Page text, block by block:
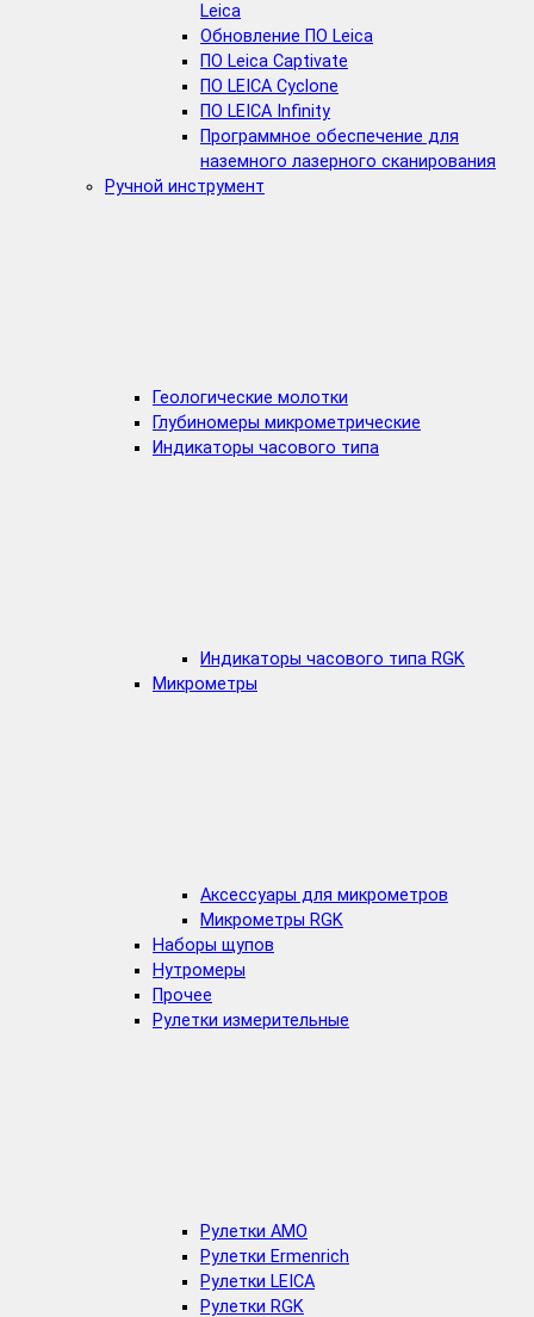
Leica
Обновление ПО Leica
ПО Leica Captivate
ПО LEICA Cyclone
ПО LEICA Infinity
Программное обеспечение для
наземного лазерного сканирования
Ручной инструмент
Геологические молотки
Глубиномеры микрометрические
Индикаторы часового типа
Индикаторы часового типа RGK
Микрометры
Аксессуары для микрометров
Микрометры RGK
Наборы щупов
Нутромеры
Прочее
Рулетки измерительные
Рулетки AMO
Рулетки Ermenrich
Рулетки LEICA
Рулетки RGK